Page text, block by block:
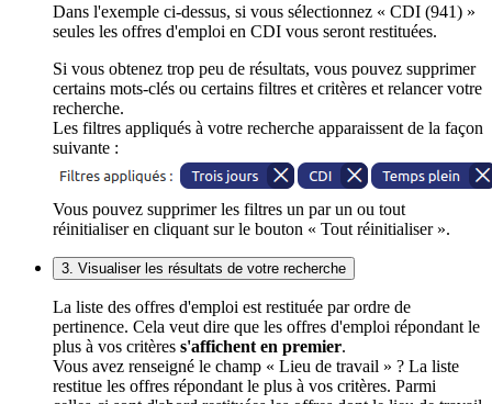
Dans l'exemple ci-dessus, si vous sélectionnez « CDI (941) »
seules les offres d'emploi en CDI vous seront restituées.
Si vous obtenez trop peu de résultats, vous pouvez supprimer
certains mots-clés ou certains filtres et critères et relancer votre
recherche.
Les filtres appliqués à votre recherche apparaissent de la façon
suivante :
Vous pouvez supprimer les filtres un par un ou tout
réinitialiser en cliquant sur le bouton « Tout réinitialiser ».
3. Visualiser les résultats de votre recherche
La liste des offres d'emploi est restituée par ordre de
pertinence. Cela veut dire que les offres d'emploi répondant le
plus à vos critères s'affichent en premier.
Vous avez renseigné le champ « Lieu de travail » ? La liste
restitue les offres répondant le plus à vos critères. Parmi